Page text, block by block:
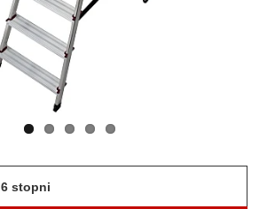
6 stopni